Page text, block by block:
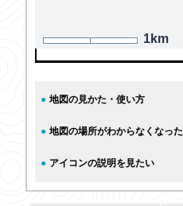
1km
● 地図の見かた・使い方
● 地図の場所がわからなくなった
● アイコンの説明を見たい